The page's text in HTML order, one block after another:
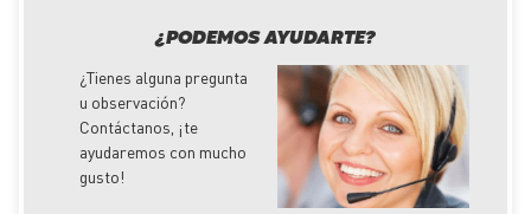
¿PODEMOS AYUDARTE?
¿Tienes alguna pregunta
u observación?
Contáctanos, ¡te
ayudaremos con mucho
gusto!